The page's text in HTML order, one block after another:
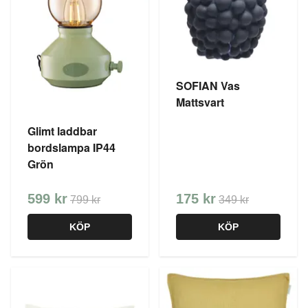
Glimt laddbar
bordslampa IP44
Grön
599 kr 799 kr
KÖP
SOFIAN Vas
Mattsvart
175 kr 349 kr
KÖP